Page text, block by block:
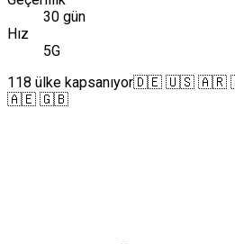
30 gün
Hız
5G
118 ülke kapsanıyor🇩🇪 🇺🇸 🇦🇷
🇦🇪 🇬🇧